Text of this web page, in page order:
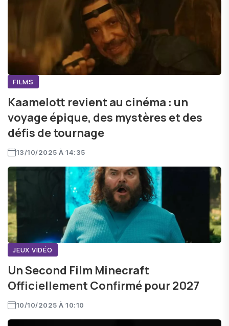
FILMS
Kaamelott revient au cinéma : un
voyage épique, des mystères et des
défis de tournage
13/10/2025 À 14:35
JEUX VIDÉO
Un Second Film Minecraft
Officiellement Confirmé pour 2027
10/10/2025 À 10:10